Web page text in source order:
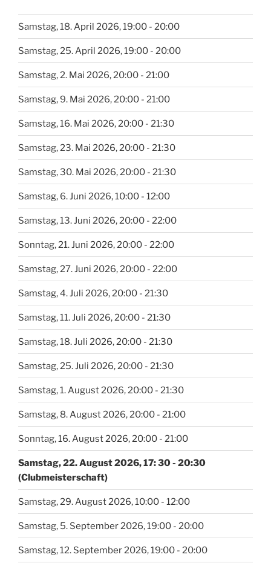
Samstag, 18. April 2026, 19:00 - 20:00
Samstag, 25. April 2026, 19:00 - 20:00
Samstag, 2. Mai 2026, 20:00 - 21:00
Samstag, 9. Mai 2026, 20:00 - 21:00
Samstag, 16. Mai 2026, 20:00 - 21:30
Samstag, 23. Mai 2026, 20:00 - 21:30
Samstag, 30. Mai 2026, 20:00 - 21:30
Samstag, 6. Juni 2026, 10:00 - 12:00
Samstag, 13. Juni 2026, 20:00 - 22:00
Sonntag, 21. Juni 2026, 20:00 - 22:00
Samstag, 27. Juni 2026, 20:00 - 22:00
Samstag, 4. Juli 2026, 20:00 - 21:30
Samstag, 11. Juli 2026, 20:00 - 21:30
Samstag, 18. Juli 2026, 20:00 - 21:30
Samstag, 25. Juli 2026, 20:00 - 21:30
Samstag, 1. August 2026, 20:00 - 21:30
Samstag, 8. August 2026, 20:00 - 21:00
Sonntag, 16. August 2026, 20:00 - 21:00
Samstag, 22. August 2026, 17: 30 - 20:30
(Clubmeisterschaft)
Samstag, 29. August 2026, 10:00 - 12:00
Samstag, 5. September 2026, 19:00 - 20:00
Samstag, 12. September 2026, 19:00 - 20:00